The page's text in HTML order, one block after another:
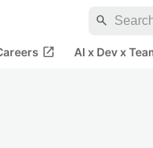
search
open_in_new AI x Dev x